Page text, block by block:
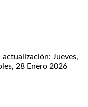
actualización: Jueves,
28 Enero 2026